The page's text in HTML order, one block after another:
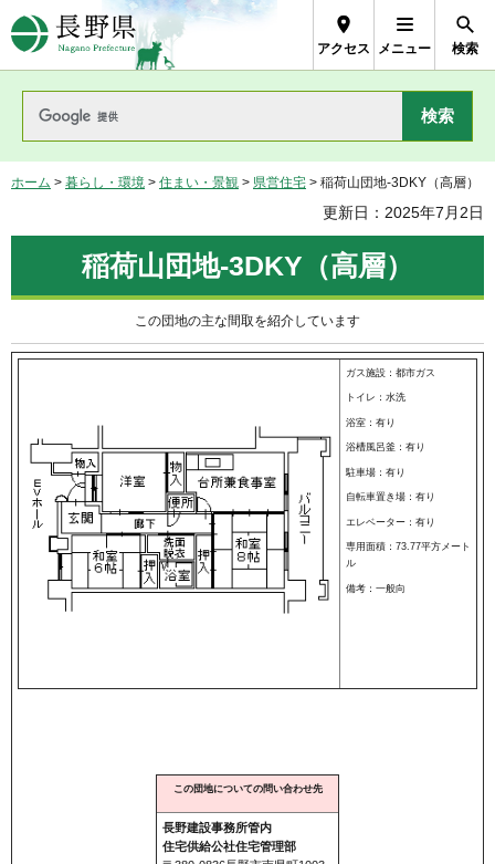
長野県Nagano Prefecture
アクセス メニュー 検索
ホーム > 暮らし・環境 > 住まい・景観 > 県営住宅 > 稲荷山団地-3DKY（高層）
更新日：2025年7月2日
稲荷山団地-3DKY（高層）
この団地の主な間取を紹介しています
ガス施設：都市ガス
トイレ：水洗
浴室：有り
浴槽風呂釜：有り
駐車場：有り
自転車置き場：有り
エレベーター：有り
専用面積：73.77平方メート
ル
備考：一般向
この団地についての問い合わせ先
長野建設事務所管内
住宅供給公社住宅管理部